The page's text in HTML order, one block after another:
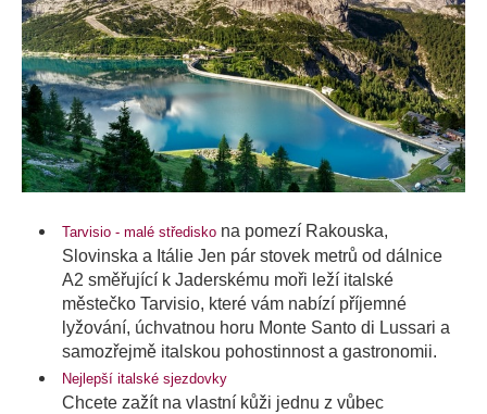
Tarvisio - malé středisko na pomezí Rakouska,
Slovinska a Itálie Jen pár stovek metrů od dálnice
A2 směřující k Jaderskému moři leží italské
městečko Tarvisio, které vám nabízí příjemné
lyžování, úchvatnou horu Monte Santo di Lussari a
samozřejmě italskou pohostinnost a gastronomii.
Nejlepší italské sjezdovky
Chcete zažít na vlastní kůži jednu z vůbec